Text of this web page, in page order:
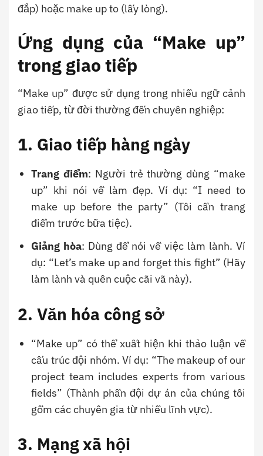
đắp) hoặc make up to (lấy lòng).
Ứng dụng của “Make up”
trong giao tiếp
“Make up” được sử dụng trong nhiều ngữ cảnh
giao tiếp, từ đời thường đến chuyên nghiệp:
1. Giao tiếp hàng ngày
Trang điểm: Người trẻ thường dùng “make
up” khi nói về làm đẹp. Ví dụ: “I need to
make up before the party” (Tôi cần trang
điểm trước bữa tiệc).
Giảng hòa: Dùng để nói về việc làm lành. Ví
dụ: “Let’s make up and forget this fight” (Hãy
làm lành và quên cuộc cãi vã này).
2. Văn hóa công sở
“Make up” có thể xuất hiện khi thảo luận về
cấu trúc đội nhóm. Ví dụ: “The makeup of our
project team includes experts from various
fields” (Thành phần đội dự án của chúng tôi
gồm các chuyên gia từ nhiều lĩnh vực).
3. Mạng xã hội